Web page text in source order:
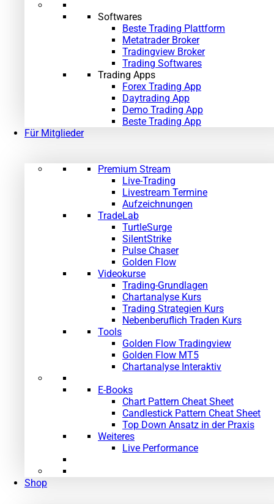
Softwares
Beste Trading Plattform
Metatrader Broker
Tradingview Broker
Trading Softwares
Trading Apps
Forex Trading App
Daytrading App
Demo Trading App
Beste Trading App
Für Mitglieder
Premium Stream
Live-Trading
Livestream Termine
Aufzeichnungen
TradeLab
TurtleSurge
SilentStrike
Pulse Chaser
Golden Flow
Videokurse
Trading-Grundlagen
Chartanalyse Kurs
Trading Strategien Kurs
Nebenberuflich Traden Kurs
Tools
Golden Flow Tradingview
Golden Flow MT5
Chartanalyse Interaktiv
E-Books
Chart Pattern Cheat Sheet
Candlestick Pattern Cheat Sheet
Top Down Ansatz in der Praxis
Weiteres
Live Performance
Shop